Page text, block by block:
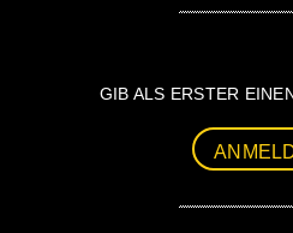
GIB ALS ERSTER